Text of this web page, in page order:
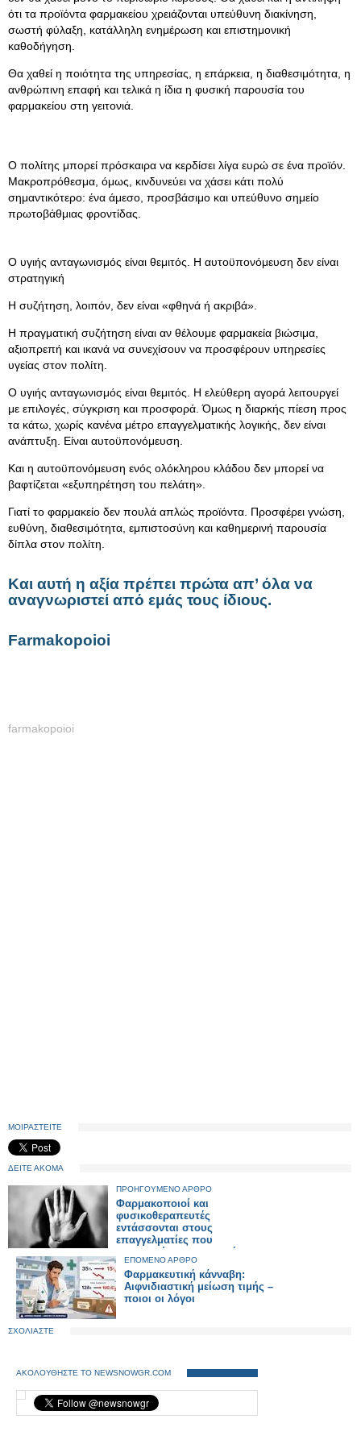
ότι τα προϊόντα φαρμακείου χρειάζονται υπεύθυνη διακίνηση,
σωστή φύλαξη, κατάλληλη ενημέρωση και επιστημονική
καθοδήγηση.
Θα χαθεί η ποιότητα της υπηρεσίας, η επάρκεια, η διαθεσιμότητα, η
ανθρώπινη επαφή και τελικά η ίδια η φυσική παρουσία του
φαρμακείου στη γειτονιά.
Ο πολίτης μπορεί πρόσκαιρα να κερδίσει λίγα ευρώ σε ένα προϊόν.
Μακροπρόθεσμα, όμως, κινδυνεύει να χάσει κάτι πολύ
σημαντικότερο: ένα άμεσο, προσβάσιμο και υπεύθυνο σημείο
πρωτοβάθμιας φροντίδας.
Ο υγιής ανταγωνισμός είναι θεμιτός. Η αυτοϋπονόμευση δεν είναι
στρατηγική
Η συζήτηση, λοιπόν, δεν είναι «φθηνά ή ακριβά».
Η πραγματική συζήτηση είναι αν θέλουμε φαρμακεία βιώσιμα,
αξιοπρεπή και ικανά να συνεχίσουν να προσφέρουν υπηρεσίες
υγείας στον πολίτη.
Ο υγιής ανταγωνισμός είναι θεμιτός. Η ελεύθερη αγορά λειτουργεί
με επιλογές, σύγκριση και προσφορά. Όμως η διαρκής πίεση προς
τα κάτω, χωρίς κανένα μέτρο επαγγελματικής λογικής, δεν είναι
ανάπτυξη. Είναι αυτοϋπονόμευση.
Και η αυτοϋπονόμευση ενός ολόκληρου κλάδου δεν μπορεί να
βαφτίζεται «εξυπηρέτηση του πελάτη».
Γιατί το φαρμακείο δεν πουλά απλώς προϊόντα. Προσφέρει γνώση,
ευθύνη, διαθεσιμότητα, εμπιστοσύνη και καθημερινή παρουσία
δίπλα στον πολίτη.
Και αυτή η αξία πρέπει πρώτα απ’ όλα να
αναγνωριστεί από εμάς τους ίδιους.
Farmakopoioi
farmakopoioi
ΜΟΙΡΑΣΤΕΙΤΕ
ΔΕΙΤΕ ΑΚΟΜΑ
ΠΡΟΗΓΟΥΜΕΝΟ ΑΡΘΡΟ
Φαρμακοποιοί και
φυσικοθεραπευτές
εντάσσονται στους
επαγγελματίες που
υποχρεούνται να αναφέρουν
εγκλήματα ενδοοικογενειακής
βίας
ΕΠΟΜΕΝΟ ΑΡΘΡΟ
Φαρμακευτική κάνναβη:
Αιφνιδιαστική μείωση τιμής –
ποιοι οι λόγοι
ΣΧΟΛΙΑΣΤΕ
ΑΚΟΛΟΥΘΗΣΤΕ ΤΟ NEWSNOWGR.COM